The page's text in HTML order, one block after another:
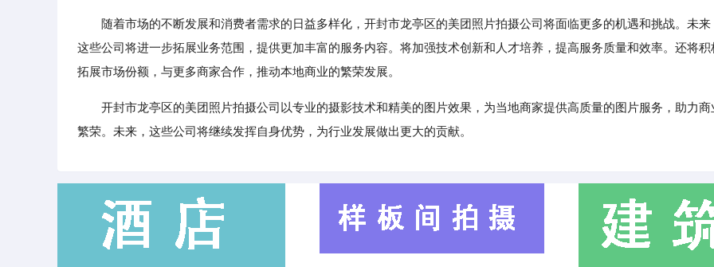
随着市场的不断发展和消费者需求的日益多样化，开封市龙亭区的美团照片拍摄公司将面临更多的机遇和挑战。未来
这些公司将进一步拓展业务范围，提供更加丰富的服务内容。将加强技术创新和人才培养，提高服务质量和效率。还将积
拓展市场份额，与更多商家合作，推动本地商业的繁荣发展。
开封市龙亭区的美团照片拍摄公司以专业的摄影技术和精美的图片效果，为当地商家提供高质量的图片服务，助力商
繁荣。未来，这些公司将继续发挥自身优势，为行业发展做出更大的贡献。